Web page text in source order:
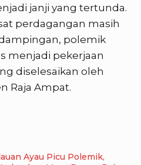
janji yang tertunda.
perdagangan masih
polemik
menjadi pekerjaan
diselesaikan oleh
Raja Ampat.
Ayau Picu Polemik,